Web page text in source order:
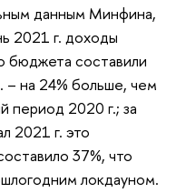
данным Минфина,
2021 г. доходы
бюджета составили
– на 24% больше, чем
период 2020 г.; за
2021 г. это
37%, что
локдауном.